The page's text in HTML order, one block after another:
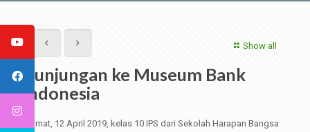
Show all
Kunjungan ke Museum Bank
Indonesia
Jumat, 12 April 2019, kelas 10 IPS dari Sekolah Harapan Bangsa